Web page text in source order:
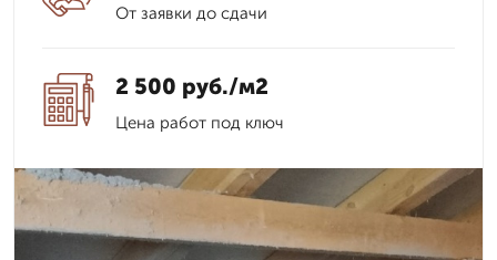
От заявки до сдачи
2 500 руб./м2
Цена работ под ключ